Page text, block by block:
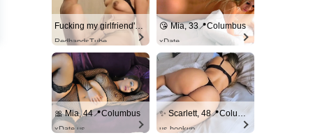
Fucking my girlfriend's hot mommy by mistake
RedhandsTube
😘 Mia, 33📍Columbus
xDate
🎀 Mia, 44📍Columbus
xDate.us
✨ Scarlett, 48📍Columbus
us.hookup